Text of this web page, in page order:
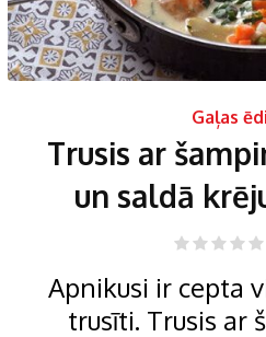
Gaļas
Trusis ar
un saldā
Apnikusi ir cepta
trusīti. Trusis ar